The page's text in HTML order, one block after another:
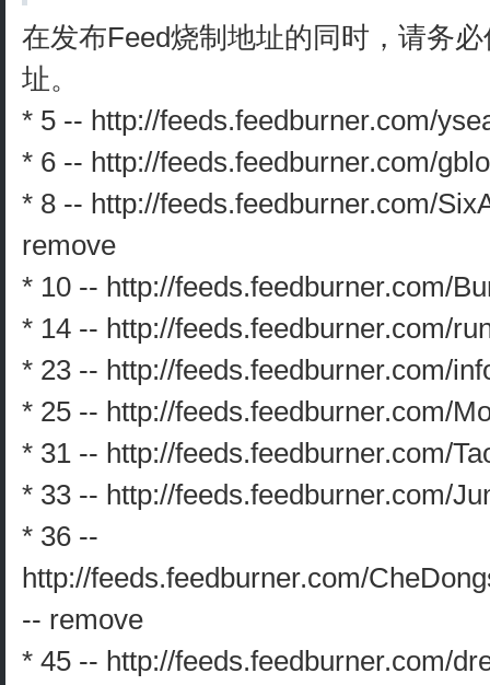
在发布Feed烧制地址的同时，请务
址。
* 5 -- http://feeds.feedburner.com/
* 6 -- http://feeds.feedburner.com/
* 8 -- http://feeds.feedburner.com/
remove
* 10 -- http://feeds.feedburner.com/
* 14 -- http://feeds.feedburner.com/
* 23 -- http://feeds.feedburner.com/
* 25 -- http://feeds.feedburner.com/
* 31 -- http://feeds.feedburner.com/
* 33 -- http://feeds.feedburner.com/
* 36 --
http://feeds.feedburner.com/
-- remove
* 45 -- http://feeds.feedburner.com/